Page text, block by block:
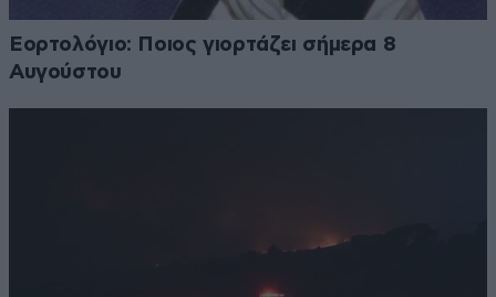
Εορτολόγιο: Ποιος γιορτάζει σήμερα 8
Αυγούστου